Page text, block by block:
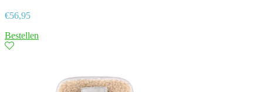
€56,95
Bestellen